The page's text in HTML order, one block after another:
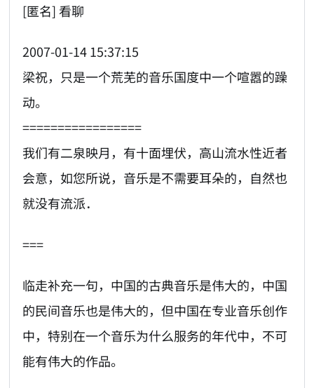
[匿名] 看聊
2007-01-14 15:37:15
梁祝，只是一个荒芜的音乐国度中一个喧嚣的躁
动。
=================
我们有二泉映月，有十面埋伏，高山流水性近者
会意，如您所说，音乐是不需要耳朵的，自然也
就没有流派．
===
临走补充一句，中国的古典音乐是伟大的，中国
的民间音乐也是伟大的，但中国在专业音乐创作
中，特别在一个音乐为什么服务的年代中，不可
能有伟大的作品。